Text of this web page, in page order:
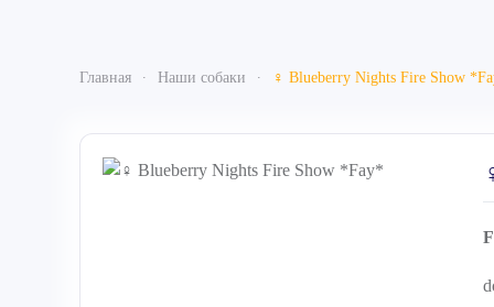
Главная Наши собаки ♀ Blueberry Nights Fire Show